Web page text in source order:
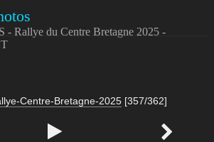
Rallye du Centre Bretagne 2025 -
Centre-Bretagne-2025 [357/362]
 